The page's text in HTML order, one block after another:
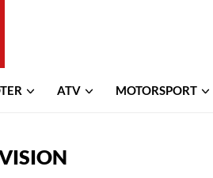
ATV MOTORSPORT